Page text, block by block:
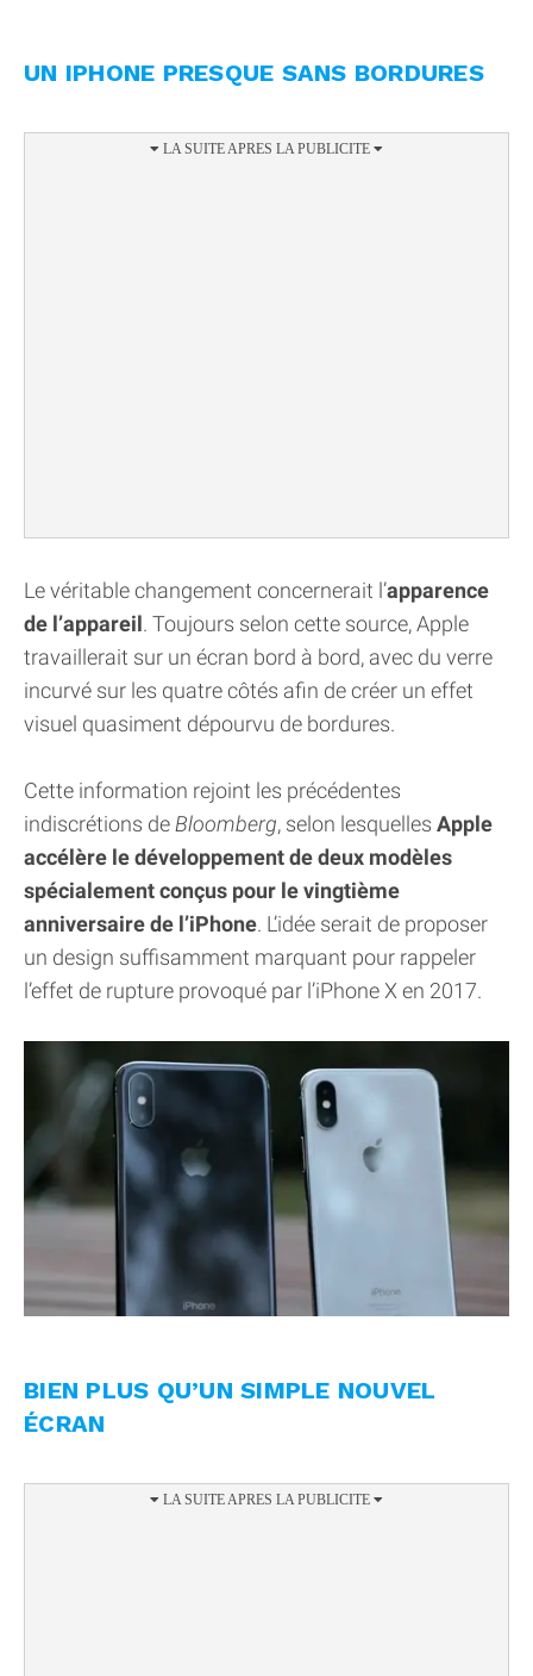
UN IPHONE PRESQUE SANS BORDURES
Le véritable changement concernerait l’apparence
de l’appareil. Toujours selon cette source, Apple
travaillerait sur un écran bord à bord, avec du verre
incurvé sur les quatre côtés afin de créer un effet
visuel quasiment dépourvu de bordures.
Cette information rejoint les précédentes
indiscrétions de Bloomberg, selon lesquelles Apple
accélère le développement de deux modèles
spécialement conçus pour le vingtième
anniversaire de l’iPhone. L’idée serait de proposer
un design suffisamment marquant pour rappeler
l’effet de rupture provoqué par l’iPhone X en 2017.
BIEN PLUS QU’UN SIMPLE NOUVEL
ÉCRAN